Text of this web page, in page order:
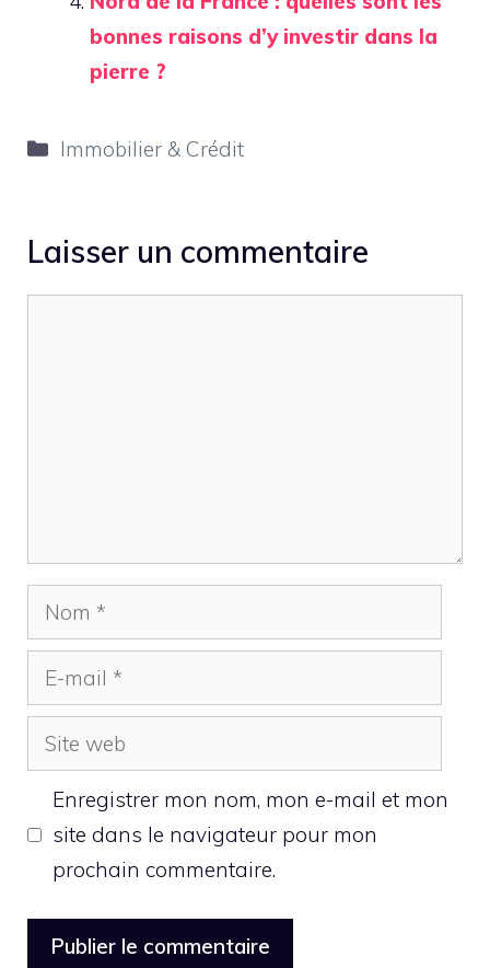
bonnes raisons d’y investir dans la
pierre ?
Catégories
Immobilier & Crédit
Laisser un commentaire
Nom
mail
Site
web
Enregistrer mon nom, mon e-mail et mon
site dans le navigateur pour mon
prochain commentaire.